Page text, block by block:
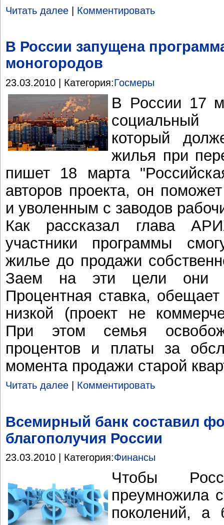
Читать далее Комментировать
В России запущена
моногородов
23.03.2010 | Категория:Госмеры
В России 17
который
жилья при
пишет 18 марта
авторов проекта, он
и уволенным с заводов
Как рассказал глава
участники программы
жилье до продажи
Заем на эти цели они
Процентная ставка,
низкой (проект не
При этом семья
процентов и платы за
момента продажи старой
Читать далее Комментировать
Всемирный банк составил
благополучия России
23.03.2010 | Категория:Финансы
Чтобы
преумножила
поколений, а